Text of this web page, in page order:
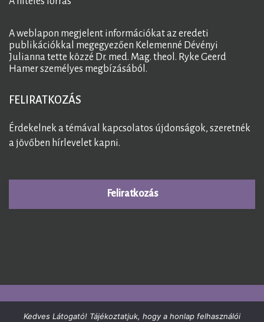
A weblapon megjelent információkat az eredeti
publikációkkal megegyezően Kelemenné Dévényi
Julianna tette közzé Dr. med. Mag. theol. Ryke Geerd
Hamer személyes megbízásából.
FELIRATKOZÁS
Érdekelnek a témával kapcsolatos újdonságok, szeretnék
a jövőben hírlevelet kapni.
Feliratkozás
© 2026GermánGyógytudomány. All Rights Reserved.
Kedves Látogató! Tájékoztatjuk, hogy a honlap felhasználói